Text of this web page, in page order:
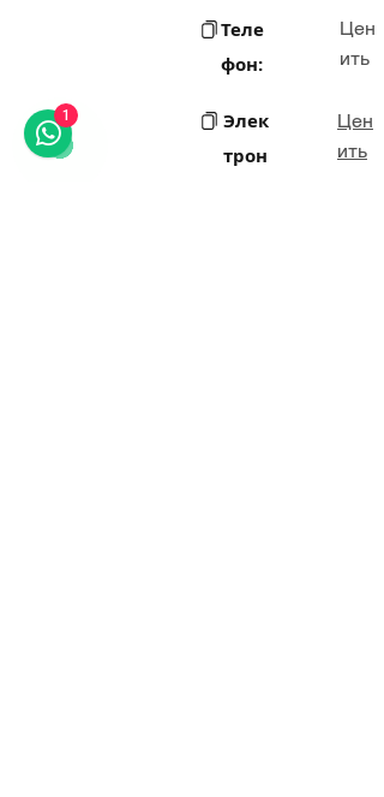
1
Теле
фон:
Цен
ить
Элек
трон
Цен
ить